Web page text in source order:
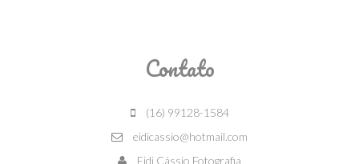
Contato
(16) 99128-1584
eidicassio@hotmail.com
Eidi Cássio Fotografia